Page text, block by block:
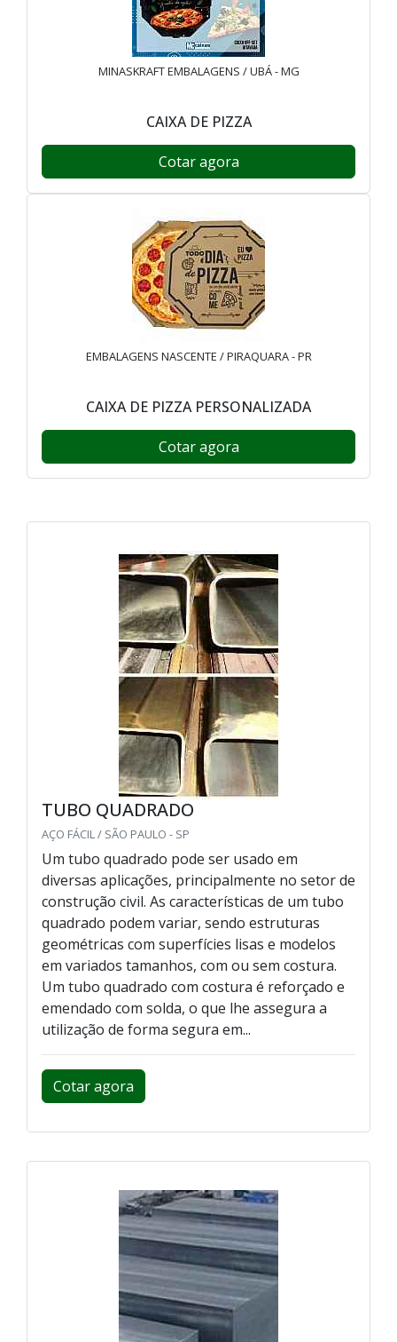
MINASKRAFT EMBALAGENS / UBÁ - MG
CAIXA DE PIZZA
Cotar agora
EMBALAGENS NASCENTE / PIRAQUARA - PR
CAIXA DE PIZZA PERSONALIZADA
Cotar agora
TUBO QUADRADO
AÇO FÁCIL / SÃO PAULO - SP
Um tubo quadrado pode ser usado em
diversas aplicações, principalmente no setor de
construção civil. As características de um tubo
quadrado podem variar, sendo estruturas
geométricas com superfícies lisas e modelos
em variados tamanhos, com ou sem costura.
Um tubo quadrado com costura é reforçado e
emendado com solda, o que lhe assegura a
utilização de forma segura em...
Cotar agora